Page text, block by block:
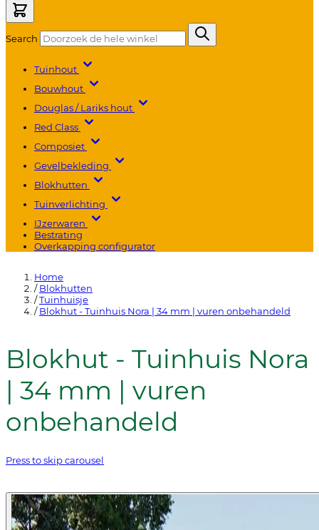
Search
Tuinhout
Bouwhout
Douglas / Lariks hout
Red Class
Composiet
Gevelbekleding
Blokhutten
Tuinverlichting
IJzerwaren
Bestrating
Overkapping configurator
Home
/ Blokhutten
/Tuinhuisje
/ Blokhut - Tuinhuis Nora | 34 mm | vuren onbehandeld
Blokhut - Tuinhuis Nora
| 34 mm | vuren
onbehandeld
Press to skip carousel